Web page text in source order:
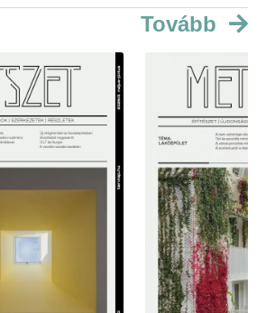
Tovább